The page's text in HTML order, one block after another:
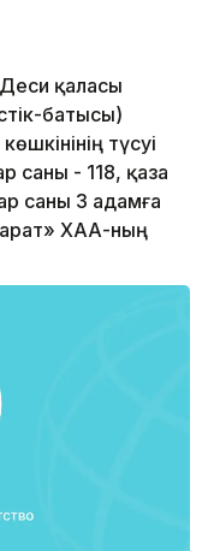
қаласы
батысы)
түсуі
саны - 118, қаза
саны 3 адамға
ХАА-ның